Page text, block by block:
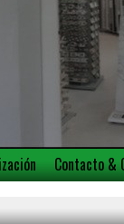
Contacto &